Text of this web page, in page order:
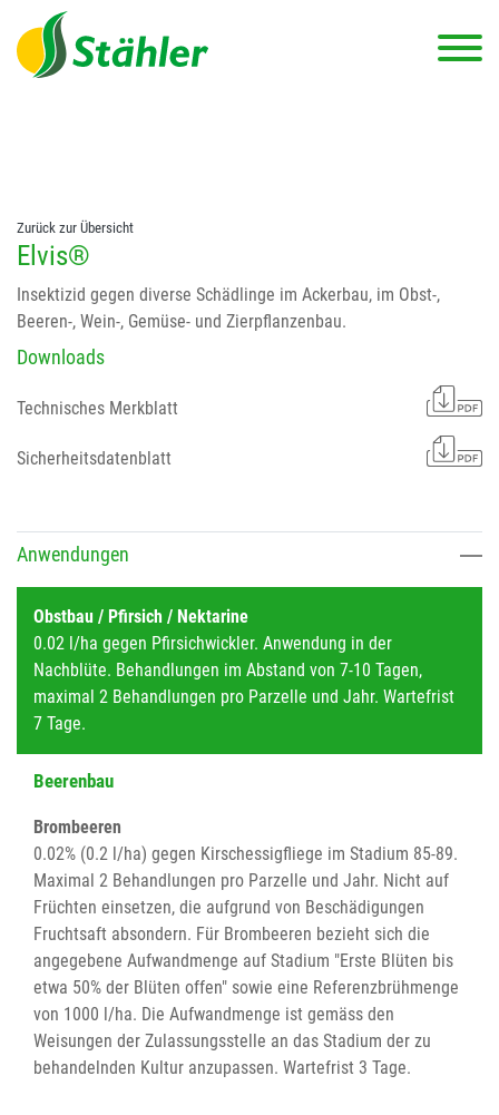
string(78) "Test 12 {FONT:12} // Dosierungen: test 123 dfasdf
asdfW134 245 34" string(62) "Test 12 {FONT:12} Dosierungen: test
123 dfasdf asdfW134 245 34"
Zurück zur Übersicht
Elvis®
Insektizid gegen diverse Schädlinge im Ackerbau, im Obst-,
Beeren-, Wein-, Gemüse- und Zierpflanzenbau.
Downloads
Technisches Merkblatt
Sicherheitsdatenblatt
Anwendungen
Obstbau / Pfirsich / Nektarine
0.02 l/ha gegen Pfirsichwickler. Anwendung in der
Nachblüte. Behandlungen im Abstand von 7-10 Tagen,
maximal 2 Behandlungen pro Parzelle und Jahr. Wartefrist
7 Tage.
Beerenbau
Brombeeren
0.02% (0.2 l/ha) gegen Kirschessigfliege im Stadium 85-89.
Maximal 2 Behandlungen pro Parzelle und Jahr. Nicht auf
Früchten einsetzen, die aufgrund von Beschädigungen
Fruchtsaft absondern. Für Brombeeren bezieht sich die
angegebene Aufwandmenge auf Stadium "Erste Blüten bis
etwa 50% der Blüten offen" sowie eine Referenzbrühmenge
von 1000 l/ha. Die Aufwandmenge ist gemäss den
Weisungen der Zulassungsstelle an das Stadium der zu
behandelnden Kultur anzupassen. Wartefrist 3 Tage.